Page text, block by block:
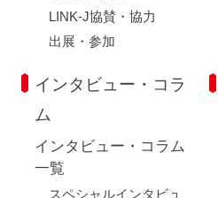
LINK-J協賛・協力
出展・参加
インタビュー・コラ
ム
インタビュー・コラム
一覧
スペシャルインタビュ